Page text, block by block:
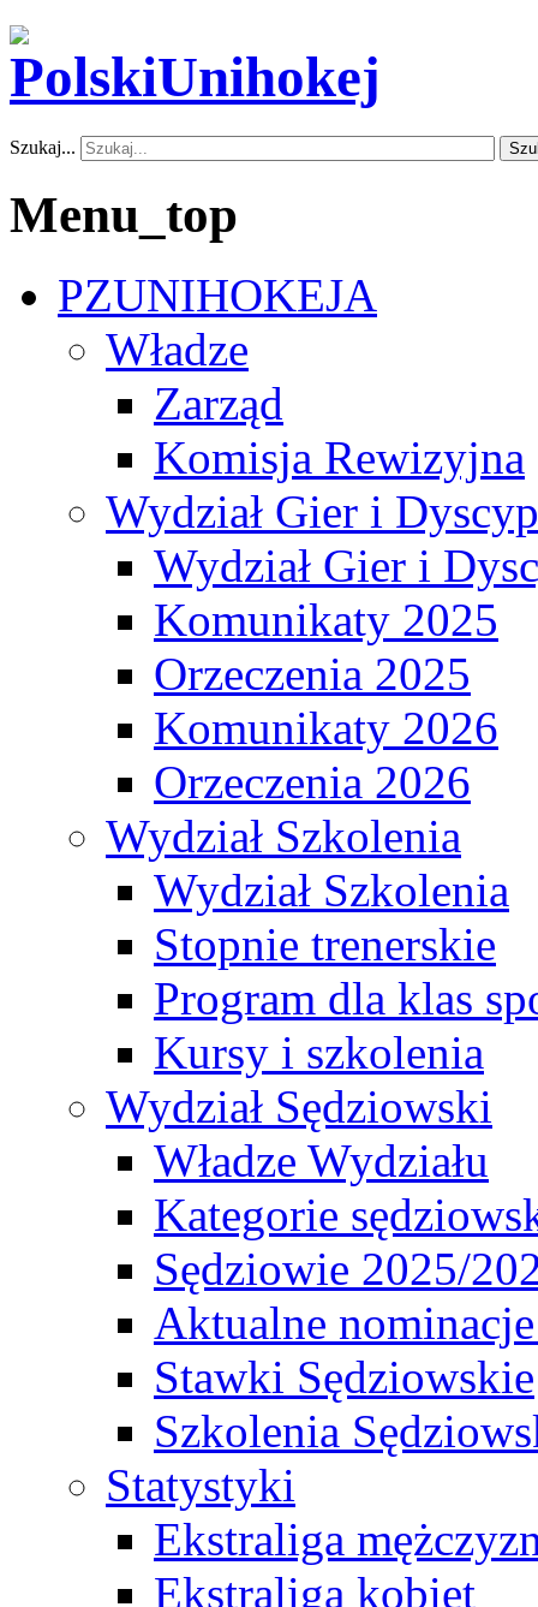
Szukaj...
Menu_top
PZUNIHOKEJA
Władze
Zarząd
Komisja Rewizyjna
Wydział Gier i
Wydział Gier i
Komunikaty 2025
Orzeczenia 2025
Komunikaty 2026
Orzeczenia 2026
Wydział Szkolenia
Wydział Szkolenia
Stopnie trenerskie
Program dla klas
Kursy i szkolenia
Wydział Sędziowski
Władze Wydziału
Kategorie
Sędziowie 2025/
Aktualne
Stawki Sędziowskie
Szkolenia
Statystyki
Ekstraliga
Ekstraliga kobiet